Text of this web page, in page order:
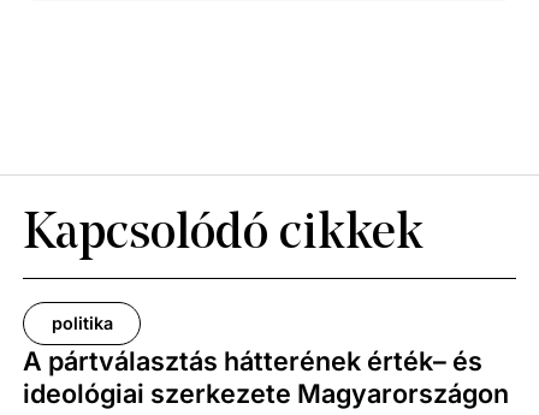
Kapcsolódó cikkek
politika
A pártválasztás hátterének érték– és
ideológiai szerkezete Magyarországon